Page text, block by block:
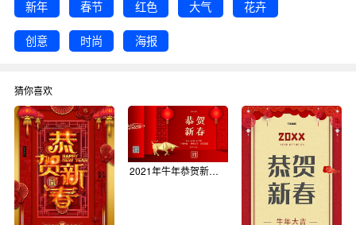
新年 春节 红色 大气 花卉
创意 时尚 海报
猜你喜欢
2021年牛年恭贺新春新年春节海报红色